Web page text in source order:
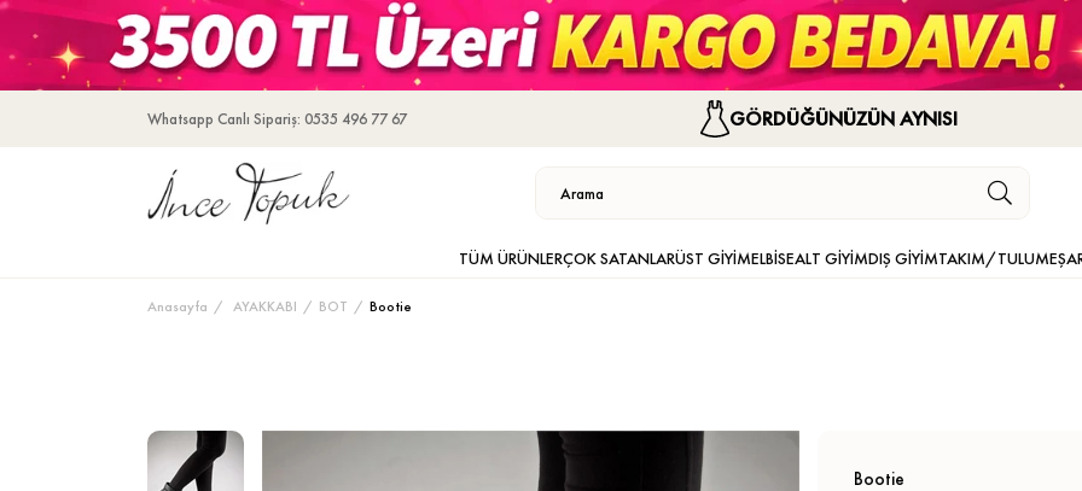
Whatsapp Canlı Sipariş: 0535 496 77 67 GÖRDÜĞÜNÜZÜN AYNISI
TÜM ÜRÜNLERÇOK SATANLARÜST GİYİMELBİSEALT GİYİMDIŞ GİYİMTAKIM/TULUM
Anasayfa AYAKKABI BOT Bootie
Bootie